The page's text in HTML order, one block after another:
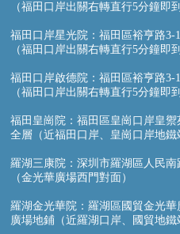
（福田口岸出關右轉直行5分鐘即到
福田口岸星光院：福田區裕亨路3-
（福田口岸出關右轉直行5分鐘即到
福田口岸啟德院：福田區裕亨路3-
（福田口岸出關右轉直行5分鐘即到
福田皇崗院：福田區皇崗口岸皇
全層（近福田口岸、皇崗口岸地鐵
羅湖三康院：深圳市羅湖區人民南
（金光華廣場西門對面）
羅湖金光華院：羅湖區國貿金光
廣場地鋪（近羅湖口岸、國貿地鐵